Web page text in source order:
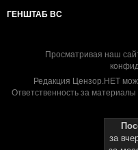
ГЕНШТАБ ВС
Просматривая наш
Редакция Цензор.НЕТ
Ответственность за материалы
за